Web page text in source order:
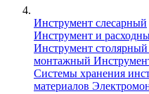
Инструмент слесарный
Инструмент и
Инструмент столярный
монтажный
Сиcтемы хранения
материалов